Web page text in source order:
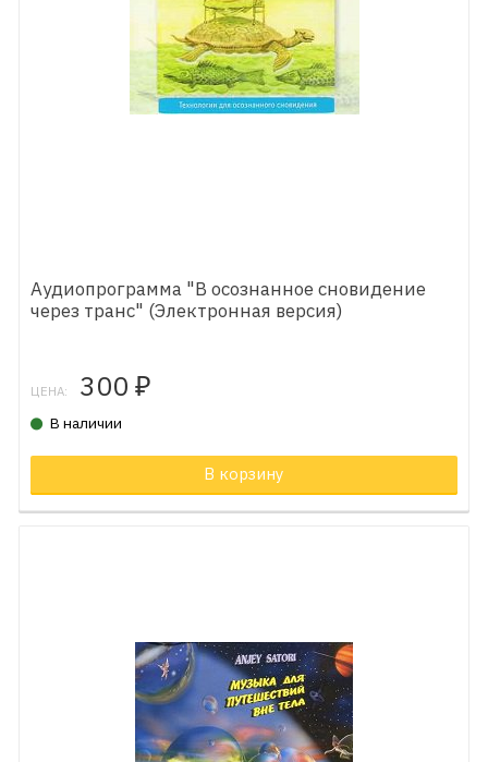
Аудиопрограмма "В осознанное сновидение
через транс" (Электронная версия)
ЦЕНА: 300 ₽
В наличии
В корзину